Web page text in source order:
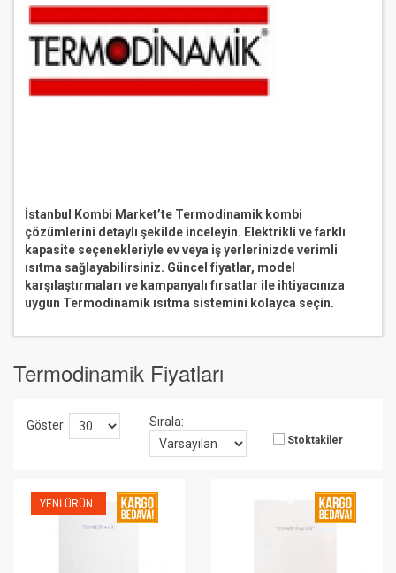
İstanbul Kombi Market’te Termodinamik kombi
çözümlerini detaylı şekilde inceleyin. Elektrikli ve farklı
kapasite seçenekleriyle ev veya iş yerlerinizde verimli
ısıtma sağlayabilirsiniz. Güncel fiyatlar, model
karşılaştırmaları ve kampanyalı fırsatlar ile ihtiyacınıza
uygun Termodinamik ısıtma sistemini kolayca seçin.
Termodinamik Fiyatları
Göster: Sırala:
Stoktakiler
YENI ÜRÜN